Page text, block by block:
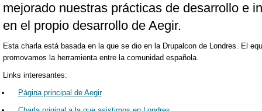
mejorado nuestras prácticas de desarrollo e
en el propio desarrollo de Aegir.
Esta charla está basada en la que se dio en la Drupalcon de Londres. El
promovamos la herramienta entre la comunidad española.
Links interesantes:
Página principal de Aegir